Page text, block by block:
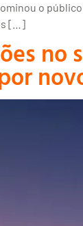
o
[…]